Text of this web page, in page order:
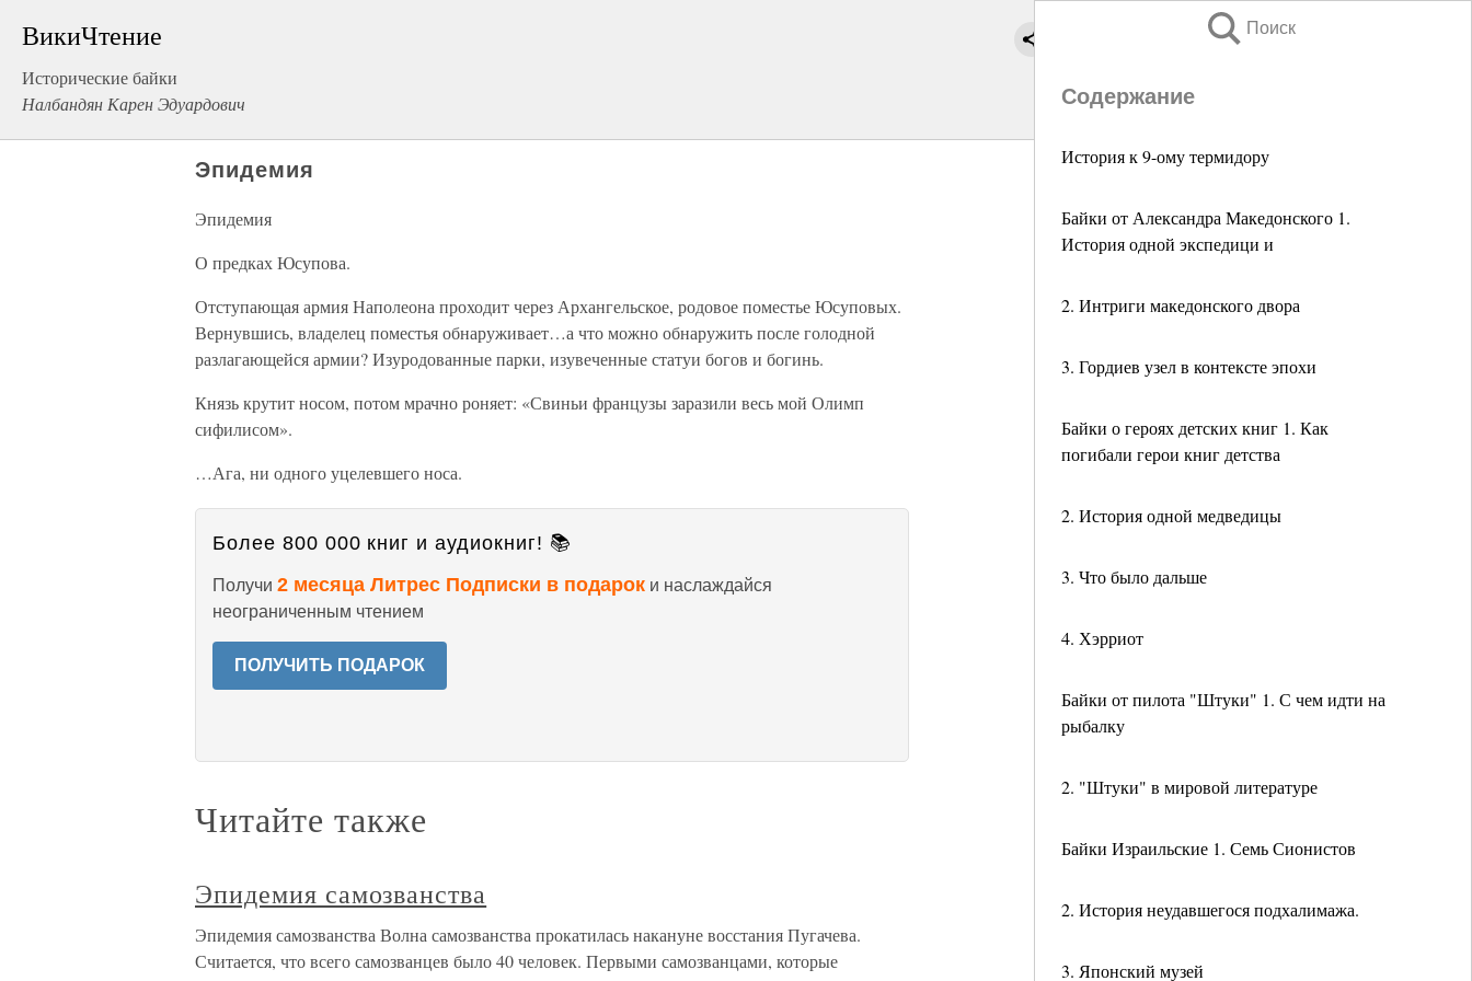
ВикиЧтение
Исторические байки
Налбандян Карен Эдуардович
Поиск
Содержание
История к 9-ому термидору
Байки от Александра Македонского 1.
История одной экспедици и
2. Интриги македонского двора
3. Гордиев узел в контексте эпохи
Байки о героях детских книг 1. Как
погибали герои книг детства
2. История одной медведицы
3. Что было дальше
4. Хэрриот
Байки от пилота "Штуки" 1. С чем идти на
рыбалку
2. "Штуки" в мировой литературе
Байки Израильские 1. Семь Сионистов
2. История неудавшегося подхалимажа.
3. Японский музей
Эпидемия
Эпидемия
О предках Юсупова.
Отступающая армия Наполеона проходит через Архангельское, родовое поместье Юсуповых.
Вернувшись, владелец поместья обнаруживает…а что можно обнаружить после голодной
разлагающейся армии? Изуродованные парки, изувеченные статуи богов и богинь.
Князь крутит носом, потом мрачно роняет: «Свиньи французы заразили весь мой Олимп
сифилисом».
…Ага, ни одного уцелевшего носа.
Более 800 000 книг и аудиокниг! 📚
Получи 2 месяца Литрес Подписки в подарок и наслаждайся
неограниченным чтением
ПОЛУЧИТЬ ПОДАРОК
Читайте также
Эпидемия самозванства
Эпидемия самозванства Волна самозванства прокатилась накануне восстания Пугачева.
Считается, что всего самозванцев было 40 человек. Первыми самозванцами, которые